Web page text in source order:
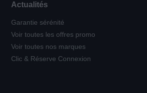
Actualités
Garantie sérénité
Voir toutes les offres promo
Voir toutes nos marques
Clic & Réserve Connexion